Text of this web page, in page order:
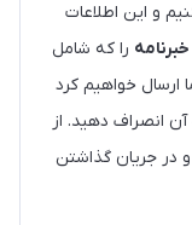
و این اطلاعات
خبرنامه را که شامل
ارسال خواهیم کرد
انصراف دهید. از
و در جریان گذاشتن